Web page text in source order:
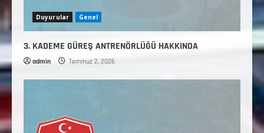
Duyurular Genel
3. KADEME GÜREŞ ANTRENÖRLÜĞÜ HAKKINDA
admin Temmuz 2, 2026